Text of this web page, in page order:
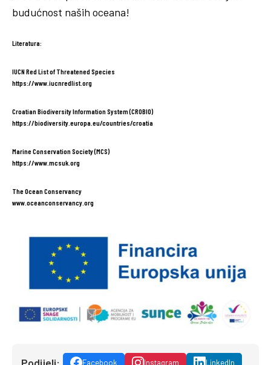
budućnost naših oceana!
Literatura:
IUCN Red List of Threatened Species
https://www.iucnredlist.org
Croatian Biodiversity Information System (CROBIO)
https://biodiversity.europa.eu/countries/croatia
Marine Conservation Society (MCS)
https://www.mcsuk.org
The Ocean Conservancy
www.oceanconservancy.org
Facebook Instagram
LinkedIn